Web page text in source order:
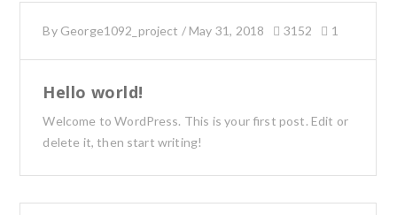
By George1092_project / May 31, 2018 3152 1
Hello world!
Welcome to WordPress. This is your first post. Edit or
delete it, then start writing!